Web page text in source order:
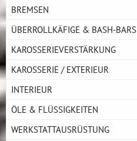
BREMSEN
ÜBERROLLKÄFIGE & BASH-BARS
KAROSSERIEVERSTÄRKUNG
KAROSSERIE / EXTERIEUR
INTERIEUR
ÖLE & FLÜSSIGKEITEN
WERKSTATTAUSRÜSTUNG